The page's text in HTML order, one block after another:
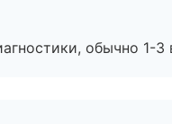
обычно 1-3